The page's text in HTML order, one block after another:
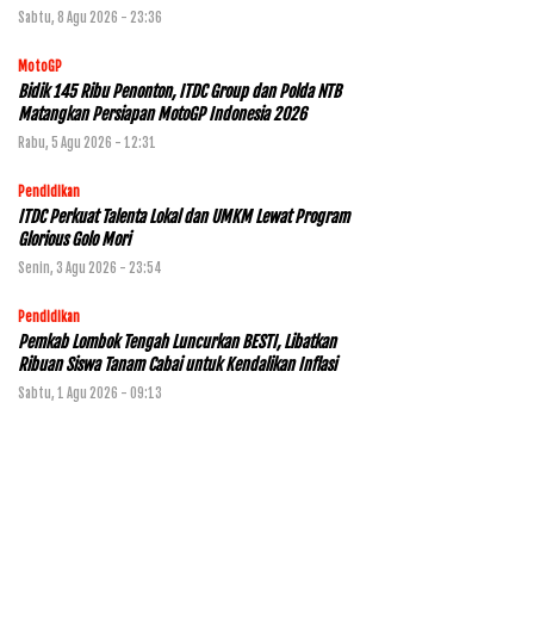
Sabtu, 8 Agu 2026 - 23:36
MotoGP
Bidik 145 Ribu Penonton, ITDC Group dan Polda NTB
Matangkan Persiapan MotoGP Indonesia 2026
Rabu, 5 Agu 2026 - 12:31
Pendidikan
ITDC Perkuat Talenta Lokal dan UMKM Lewat Program
Glorious Golo Mori
Senin, 3 Agu 2026 - 23:54
Pendidikan
Pemkab Lombok Tengah Luncurkan BESTI, Libatkan
Ribuan Siswa Tanam Cabai untuk Kendalikan Inflasi
Sabtu, 1 Agu 2026 - 09:13